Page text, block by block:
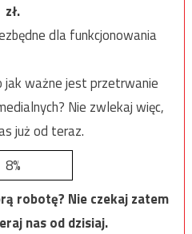
zł.
dla funkcjonowania
ważne jest przetrwanie
Nie zwlekaj więc,
już od teraz.
8%
robotę? Nie czekaj zatem
nas od dzisiaj.